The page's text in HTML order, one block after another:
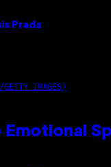
Prada
IMAGES)
Emotional